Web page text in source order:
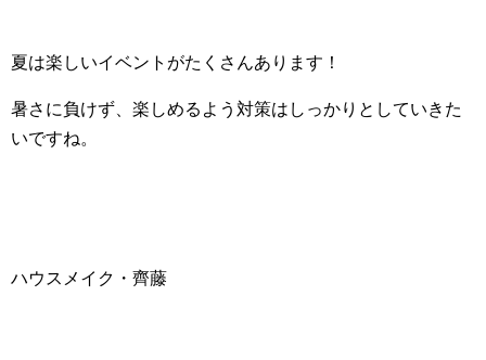
夏は楽しいイベントがたくさんあります！
暑さに負けず、楽しめるよう対策はしっかりとしていきた
いですね。
ハウスメイク・齊藤